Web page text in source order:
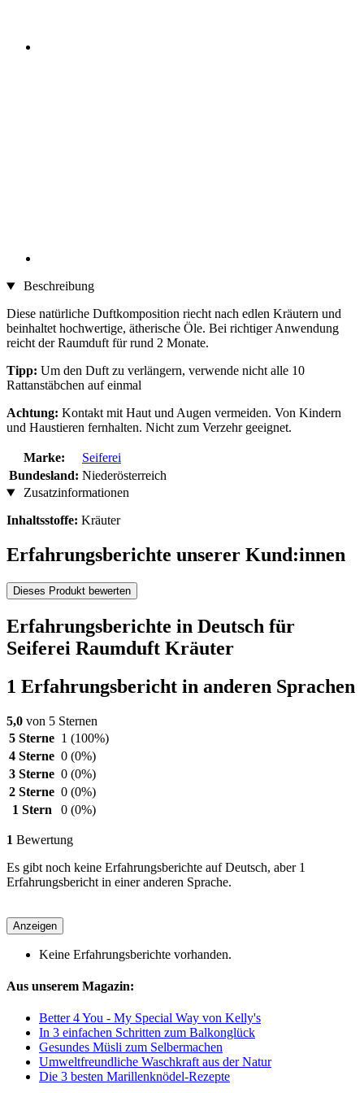
Beschreibung
Diese natürliche Duftkomposition riecht nach edlen Kräutern und
beinhaltet hochwertige, ätherische Öle. Bei richtiger Anwendung
reicht der Raumduft für rund 2 Monate.
Tipp: Um den Duft zu verlängern, verwende nicht alle 10
Rattanstäbchen auf einmal
Achtung: Kontakt mit Haut und Augen vermeiden. Von Kindern
und Haustieren fernhalten. Nicht zum Verzehr geeignet.
Marke:
Seiferei
Bundesland: Niederösterreich
Zusatzinformationen
Inhaltsstoffe: Kräuter
Erfahrungsberichte unserer Kund:innen
Dieses Produkt bewerten
Erfahrungsberichte in Deutsch für
Seiferei Raumduft Kräuter
1 Erfahrungsbericht in anderen Sprachen
5,0 von 5 Sternen
5 Sterne 1 (100%)
4 Sterne 0 (0%)
3 Sterne 0 (0%)
2 Sterne 0 (0%)
1 Stern
0 (0%)
1 Bewertung
Es gibt noch keine Erfahrungsberichte auf Deutsch, aber 1
Erfahrungsbericht in einer anderen Sprache.
Anzeigen
Keine Erfahrungsberichte vorhanden.
Aus unserem Magazin:
Better 4 You - My Special Way von Kelly's
In 3 einfachen Schritten zum Balkonglück
Gesundes Müsli zum Selbermachen
Umweltfreundliche Waschkraft aus der Natur
Die 3 besten Marillenknödel-Rezepte